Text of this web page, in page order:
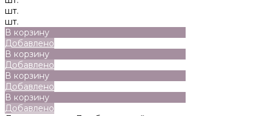
шт.
шт.
В корзину
Добавлено
В корзину
Добавлено
В корзину
Добавлено
В корзину
Добавлено